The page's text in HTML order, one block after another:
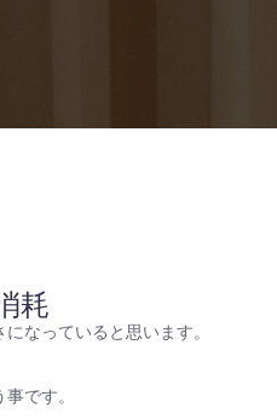
耗
なっていると思います。
です。